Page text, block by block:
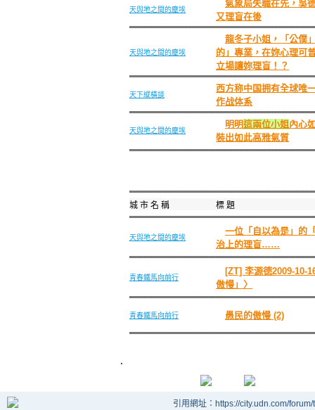
天與地之間的塵埃
氣象局失職在先，吳
又理盲在後
天與地之間的塵埃
龍冬子小姐，「公僕
的」專業，在妳心理可
立場讓妳理盲！？
天下縱橫談
西方称中国拥有全球唯
作战体系
天與地之間的塵埃
明明這兩位小姐內心
裝出如此高雅氣質
城 市 名 稱 標 題
天與地之間的塵埃
一位「自以為是」的
治上的理盲……
青春鐵馬向前行
[ZT] 李源德2009-10-
傲慢」〉
青春鐵馬向前行 愚民的傲慢 (2)
.
引用網址：https://city.udn.com/